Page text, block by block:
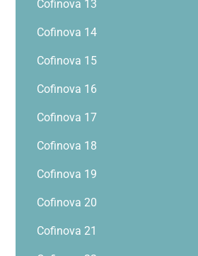
Cofinova 13
Cofinova 14
Cofinova 15
Cofinova 16
Cofinova 17
Cofinova 18
Cofinova 19
Cofinova 20
Cofinova 21